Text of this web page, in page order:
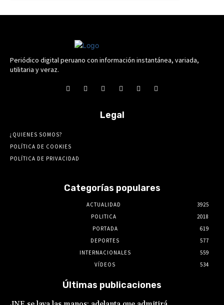
Periódico digital peruano con información instantánea, variada,
utilitaria y veraz.
Legal
¿QUIENES SOMOS?
POLÍTICA DE COOKIES
POLÍTICA DE PRIVACIDAD
Categorías populares
ACTUALIDAD
3925
POLITICA
2018
PORTADA
619
DEPORTES
577
INTERNACIONALES
559
VÍDEOS
534
Últimas publicaciones